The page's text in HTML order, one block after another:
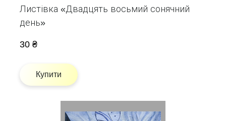
Листівка «Двадцять восьмий сонячний
день»
30 ₴
Купити